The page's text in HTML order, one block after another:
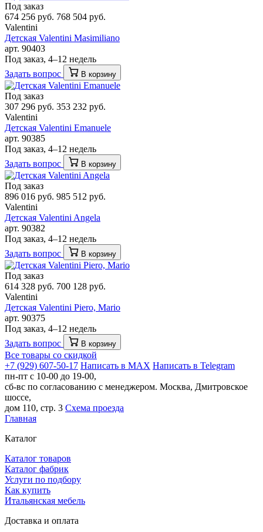
Под заказ
674 256 руб. 768 504 руб.
Valentini
Детская Valentini Masimiliano
арт. 90403
Под заказ, 4–12 недель
Задать вопрос
В корзину
Под заказ
307 296 руб. 353 232 руб.
Valentini
Детская Valentini Emanuele
арт. 90385
Под заказ, 4–12 недель
Задать вопрос
В корзину
Под заказ
896 016 руб. 985 512 руб.
Valentini
Детская Valentini Angela
арт. 90382
Под заказ, 4–12 недель
Задать вопрос
В корзину
Под заказ
614 328 руб. 700 128 руб.
Valentini
Детская Valentini Piero, Mario
арт. 90375
Под заказ, 4–12 недель
Задать вопрос
В корзину
Все товары со скидкой
+7 (929) 607-50-17 Написать в MAX Написать в Telegram
пн-пт с 10-00 до 19-00,
сб-вс по согласованию с менеджером. Москва, Дмитровское
шоссе,
дом 110, стр. 3 Схема проезда
Главная
Каталог
Каталог товаров
Каталог фабрик
Услуги по подбору
Как купить
Итальянская мебель
Доставка и оплата